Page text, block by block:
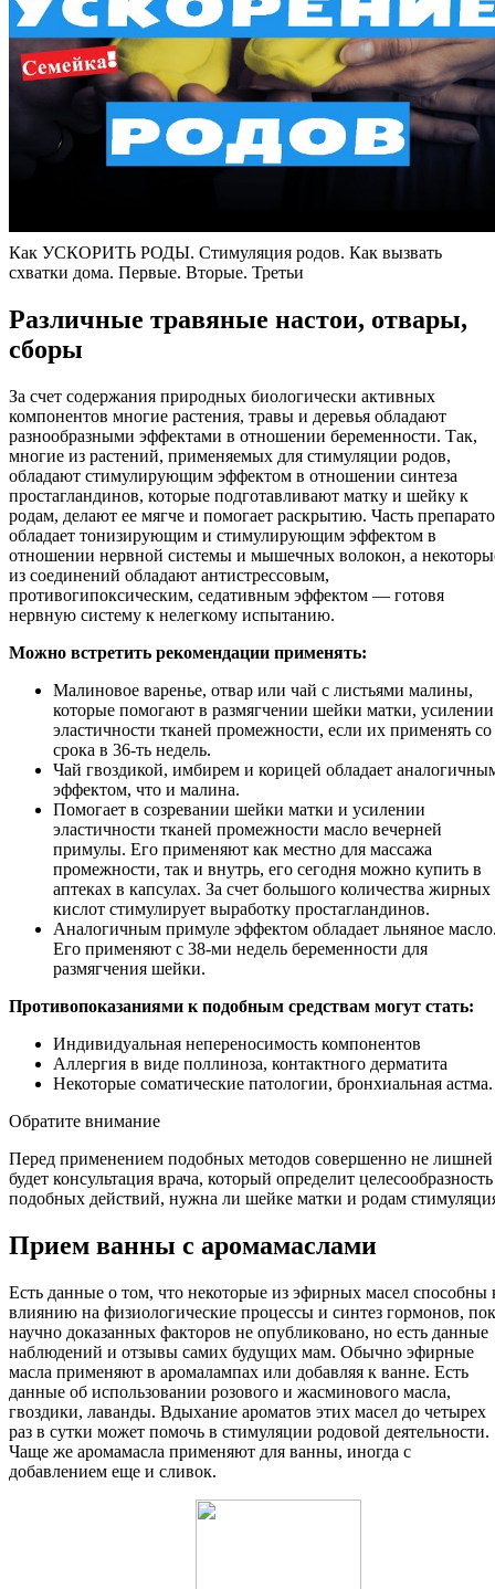
Как УСКОРИТЬ РОДЫ. Стимуляция родов. Как вызвать
схватки дома. Первые. Вторые. Третьи
Различные травяные настои, отвары,
сборы
За счет содержания природных биологически активных
компонентов многие растения, травы и деревья обладают
разнообразными эффектами в отношении беременности. Так,
многие из растений, применяемых для стимуляции родов,
обладают стимулирующим эффектом в отношении синтеза
простагландинов, которые подготавливают матку и шейку к
родам, делают ее мягче и помогает раскрытию. Часть
обладает тонизирующим и стимулирующим эффектом в
отношении нервной системы и мышечных волокон, а
из соединений обладают антистрессовым,
противогипоксическим, седативным эффектом — готовя
нервную систему к нелегкому испытанию.
Можно встретить рекомендации применять:
Малиновое варенье, отвар или чай с листьями малины,
которые помогают в размягчении шейки матки, усилении
эластичности тканей промежности, если их применять со
срока в 36-ть недель.
Чай гвоздикой, имбирем и корицей обладает
эффектом, что и малина.
Помогает в созревании шейки матки и усилении
эластичности тканей промежности масло вечерней
примулы. Его применяют как местно для массажа
промежности, так и внутрь, его сегодня можно купить в
аптеках в капсулах. За счет большого количества жирных
кислот стимулирует выработку простагландинов.
Аналогичным примуле эффектом обладает льняное
Его применяют с 38-ми недель беременности для
размягчения шейки.
Противопоказаниями к подобным средствам могут стать:
Индивидуальная непереносимость компонентов
Аллергия в виде поллиноза, контактного дерматита
Некоторые соматические патологии, бронхиальная астма.
Обратите внимание
Перед применением подобных методов совершенно не лишней
будет консультация врача, который определит целесообразность
подобных действий, нужна ли шейке матки и родам
Прием ванны с аромамаслами
Есть данные о том, что некоторые из эфирных масел способны
влиянию на физиологические процессы и синтез гормонов,
научно доказанных факторов не опубликовано, но есть данные
наблюдений и отзывы самих будущих мам. Обычно эфирные
масла применяют в аромалампах или добавляя к ванне. Есть
данные об использовании розового и жасминового масла,
гвоздики, лаванды. Вдыхание ароматов этих масел до четырех
раз в сутки может помочь в стимуляции родовой деятельности.
Чаще же аромамасла применяют для ванны, иногда с
добавлением еще и сливок.